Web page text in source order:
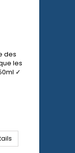
des
les
✓
SERA Baktopur